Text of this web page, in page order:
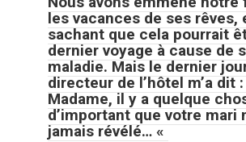
les vacances de ses rêves,
sachant que cela pourrait
dernier voyage à cause de
maladie. Mais le dernier
directeur de l’hôtel m’a dit
Madame, il y a quelque
d’important que votre mari
jamais révélé… «